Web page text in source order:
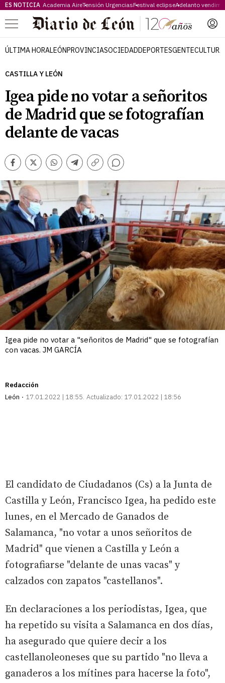
ES NOTICIA Academia AireTensión UrgenciasFestival eclipseAdelanto
Menú
ÚLTIMA HORALEÓNPROVINCIASOCIEDADDEPORTESGENTECULTURA
CASTILLA Y LEÓN
Igea pide no votar a señoritos
de Madrid que se fotografían
delante de vacas
Facebook
TwitterWhatsappTelegram
Copiar
Comentarios
Igea pide no votar a "señoritos de Madrid" que se fotografían
con vacas. JM GARCÍA
Redacción
León
17.01.2022 | 18:55 Actualizado: 17.01.2022 | 18:56
El candidato de Ciudadanos (Cs) a la Junta de
Castilla y León, Francisco Igea, ha pedido este
lunes, en el Mercado de Ganados de
Salamanca, "no votar a unos señoritos de
Madrid" que vienen a Castilla y León a
fotografiarse "delante de unas vacas" y
calzados con zapatos "castellanos".
En declaraciones a los periodistas, Igea, que
ha repetido su visita a Salamanca en dos días,
ha asegurado que quiere decir a los
castellanoleoneses que su partido "no lleva a
ganaderos a los mítines para hacerse la foto",